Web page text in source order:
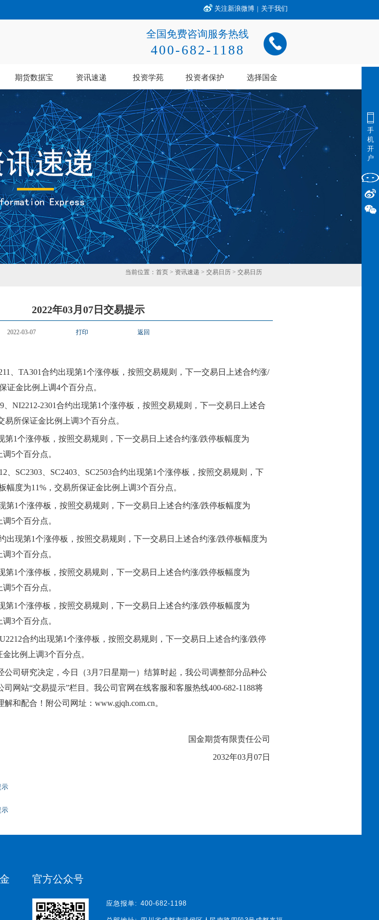
关注新浪微博 | 关于我们
全国免费咨询服务热线
400-682-1188
期货数据宝 资讯速递 投资学苑 投资者保护 选择国金
当前位置： 首页 > 资讯速递 > 交易日历 > 交易日历
2022年03月07日交易提示
2022-03-07 打印 返回
、TA301合约出现第1个涨停板，按照交易规则，下一交易日上述合约涨/
证金比例 上调4个百分点。
、NI2212-2301合约出现第1个涨停板，按照交易规则，下一交易日上述合
易所保证金比例 上调3个百分点。
第1个涨停板，按照交易规则，下一交易日上述合约涨/跌停板幅度为
调5个百分点。
、SC2303、SC2403、SC2503合约出现第1个涨停板，按照交易规则，下
幅度为11%，交易所保证金比例 上调3个百分点。
第1个涨停板，按照交易规则，下一交易日上述合约涨/跌停板幅度为
调5个百分点。
出现第1个涨停板，按照交易规则，下一交易日上述合约涨/跌停板幅度为
调3个百分点。
第1个涨停板，按照交易规则，下一交易日上述合约涨/跌停板幅度为
调5个百分点。
第1个涨停板，按照交易规则，下一交易日上述合约涨/跌停板幅度为
调3个百分点。
合约出现第1个涨停板，按照交易规则，下一交易日上述合约涨/跌停
金比例 上调3个百分点。
公司研究决定，今日（3月 7日星期一）结算时起，我公司调整部分品种公
网站“交易提示”栏目。我公司官网在线客服和客服热线400-682-1188将
和配合！附公司网址：www.gjqh.com.cn。
国金期货有限责任公司
2032年03月 07日
示
示
官方公众号
应急报单: 400-682-1198
手
机
开
户